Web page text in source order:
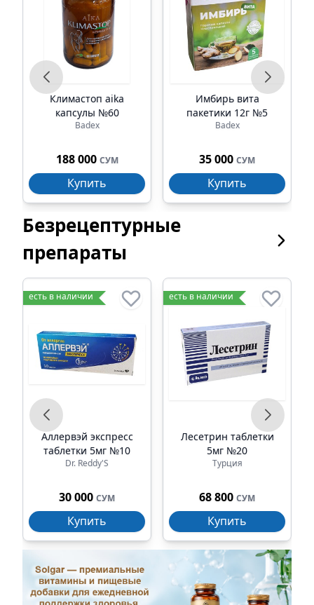
Климастоп aika
капсулы №60
Badex
188 000 СУМ
Купить
Имбирь вита
пакетики 12г №5
Badex
35 000 СУМ
Купить
Безрецептурные
препараты
есть в наличии
Аллервэй экспресс
таблетки 5мг №10
Dr. Reddy'S
30 000 СУМ
Купить
есть в наличии
Лесетрин таблетки
5мг №20
Турция
68 800 СУМ
Купить